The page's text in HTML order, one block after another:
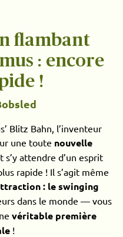
flambant
: encore
!
Blitz Bahn, l’inventeur
une toute nouvelle
s’y attendre d’un esprit
rapide ! Il s’agit même
: le swinging
dans le monde — vous
véritable première
!